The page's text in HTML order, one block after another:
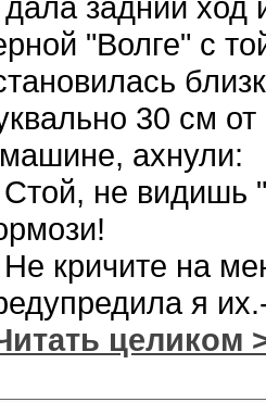
"Волге" с
30 см
ахнули:
не видишь
кричите на
я
целиком